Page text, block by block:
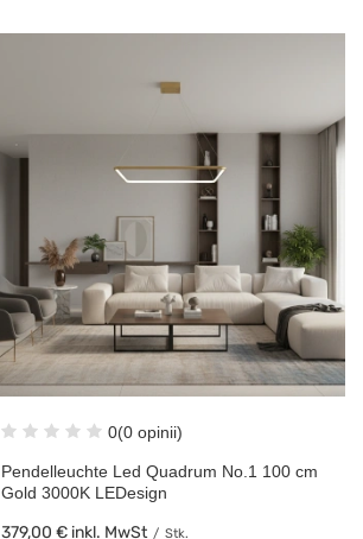
0(0 opinii)
Pendelleuchte Led Quadrum No.1 100 cm
Gold 3000K LEDesign
379,00 € inkl. MwSt / Stk.